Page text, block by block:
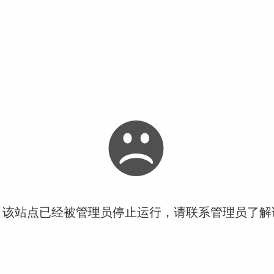
站点已经被管理员停止运行，请联系管理员了